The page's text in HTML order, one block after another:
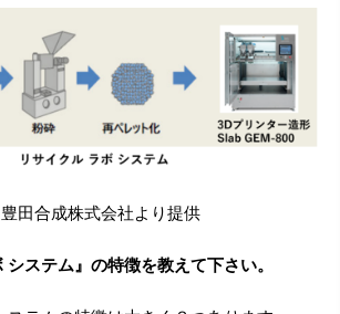
田合成株式会社より提供
システム』の特徴を教えて下さい。